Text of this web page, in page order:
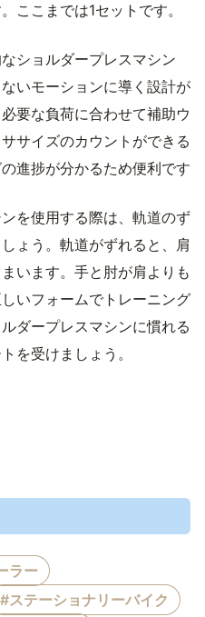
ここまでは1セットです。
ショルダープレスマシン
いモーションに導く設計が
要な負荷に合わせて補助ウ
サイズのカウントができる
進捗が分かるため便利です
を使用する際は、軌道のず
ょう。軌道がずれると、肩
います。手と肘が肩よりも
いフォームでトレーニング
ダープレスマシンに慣れる
を受けましょう。
ラー
#ステーショナリーバイク